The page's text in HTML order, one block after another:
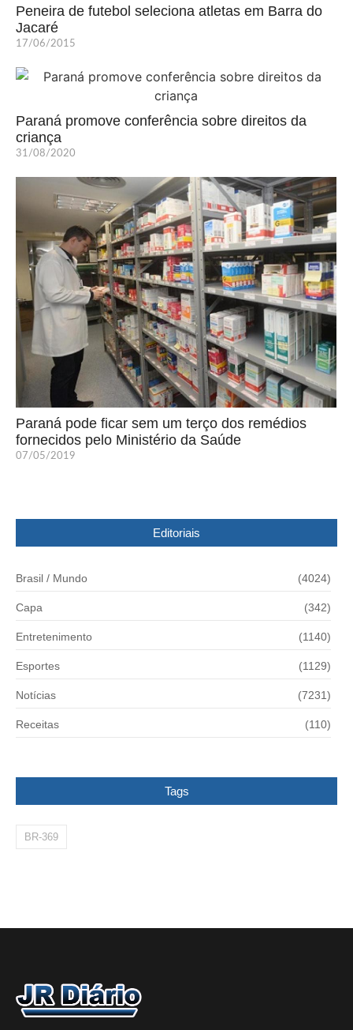
Peneira de futebol seleciona atletas em Barra do
Jacaré
17/06/2015
Paraná promove conferência sobre direitos da
criança
31/08/2020
Paraná pode ficar sem um terço dos remédios
fornecidos pelo Ministério da Saúde
07/05/2019
Editoriais
Brasil / Mundo (4024)
Capa (342)
Entretenimento (1140)
Esportes (1129)
Notícias (7231)
Receitas (110)
Tags
BR-369